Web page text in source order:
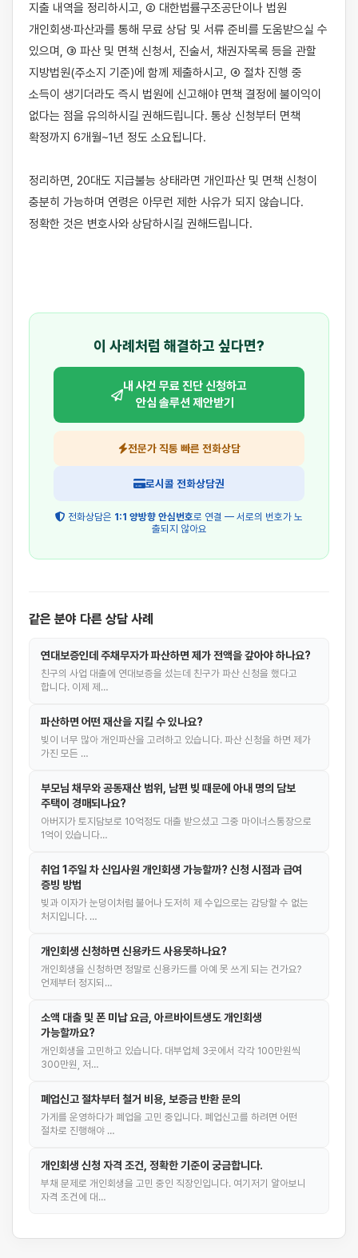
지출 내역을 정리하시고, ② 대한법률구조공단이나 법원
개인회생·파산과를 통해 무료 상담 및 서류 준비를 도움받으실 수
있으며, ③ 파산 및 면책 신청서, 진술서, 채권자목록 등을 관할
지방법원(주소지 기준)에 함께 제출하시고, ④ 절차 진행 중
소득이 생기더라도 즉시 법원에 신고해야 면책 결정에 불이익이
없다는 점을 유의하시길 권해드립니다. 통상 신청부터 면책
확정까지 6개월~1년 정도 소요됩니다.
정리하면, 20대도 지급불능 상태라면 개인파산 및 면책 신청이
충분히 가능하며 연령은 아무런 제한 사유가 되지 않습니다.
정확한 것은 변호사와 상담하시길 권해드립니다.
이 사례처럼 해결하고 싶다면?
내 사건 무료 진단 신청하고
안심 솔루션 제안받기
전문가 직통 빠른 전화상담
로시콜 전화상담권
전화상담은 1:1 양방향 안심번호로 연결 — 서로의 번호가 노
출되지 않아요
같은 분야 다른 상담 사례
연대보증인데 주채무자가 파산하면 제가 전액을 갚아야 하나요?
친구의 사업 대출에 연대보증을 섰는데 친구가 파산 신청을 했다고
합니다. 이제 제…
파산하면 어떤 재산을 지킬 수 있나요?
빚이 너무 많아 개인파산을 고려하고 있습니다. 파산 신청을 하면 제가
가진 모든 …
부모님 채무와 공동재산 범위, 남편 빚 때문에 아내 명의 담보
주택이 경매되나요?
아버지가 토지담보로 10억정도 대출 받으셨고 그중 마이너스통장으로
1억이 있습니다…
취업 1주일 차 신입사원 개인회생 가능할까? 신청 시점과 급여
증빙 방법
빚과 이자가 눈덩이처럼 불어나 도저히 제 수입으로는 감당할 수 없는
처지입니다. …
개인회생 신청하면 신용카드 사용못하나요?
개인회생을 신청하면 정말로 신용카드를 아예 못 쓰게 되는 건가요?
언제부터 정지되…
소액 대출 및 폰 미납 요금, 아르바이트생도 개인회생
가능할까요?
개인회생을 고민하고 있습니다. 대부업체 3곳에서 각각 100만원씩
300만원, 저…
폐업신고 절차부터 철거 비용, 보증금 반환 문의
가게를 운영하다가 폐업을 고민 중입니다. 폐업신고를 하려면 어떤
절차로 진행해야 …
개인회생 신청 자격 조건, 정확한 기준이 궁금합니다.
부채 문제로 개인회생을 고민 중인 직장인입니다. 여기저기 알아보니
자격 조건에 대…